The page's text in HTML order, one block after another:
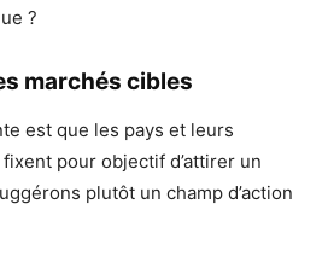
?
marchés cibles
est que les pays et leurs
pour objectif d’attirer un
plutôt un champ d’action